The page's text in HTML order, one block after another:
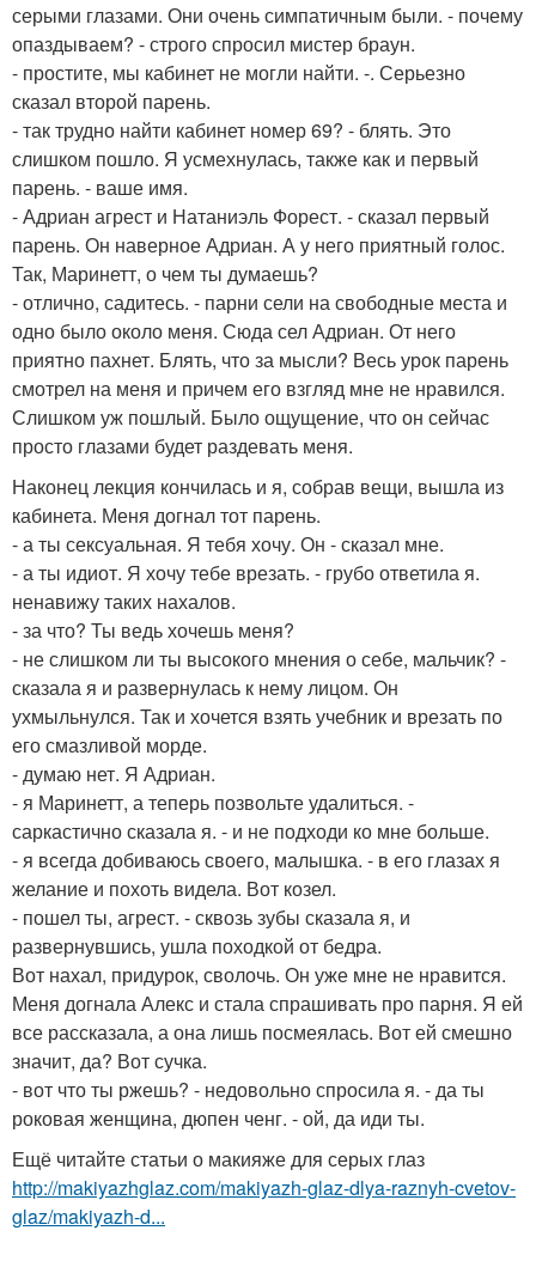
серыми глазами. Они очень симпатичным были. - почему
опаздываем? - строго спросил мистер браун.
- простите, мы кабинет не могли найти. -. Серьезно
сказал второй парень.
- так трудно найти кабинет номер 69? - блять. Это
слишком пошло. Я усмехнулась, также как и первый
парень. - ваше имя.
- Адриан агрест и Натаниэль Форест. - сказал первый
парень. Он наверное Адриан. А у него приятный голос.
Так, Маринетт, о чем ты думаешь?
- отлично, садитесь. - парни сели на свободные места и
одно было около меня. Сюда сел Адриан. От него
приятно пахнет. Блять, что за мысли? Весь урок парень
смотрел на меня и причем его взгляд мне не нравился.
Слишком уж пошлый. Было ощущение, что он сейчас
просто глазами будет раздевать меня.
Наконец лекция кончилась и я, собрав вещи, вышла из
кабинета. Меня догнал тот парень.
- а ты сексуальная. Я тебя хочу. Он - сказал мне.
- а ты идиот. Я хочу тебе врезать. - грубо ответила я.
ненавижу таких нахалов.
- за что? Ты ведь хочешь меня?
- не слишком ли ты высокого мнения о себе, мальчик? -
сказала я и развернулась к нему лицом. Он
ухмыльнулся. Так и хочется взять учебник и врезать по
его смазливой морде.
- думаю нет. Я Адриан.
- я Маринетт, а теперь позвольте удалиться. -
саркастично сказала я. - и не подходи ко мне больше.
- я всегда добиваюсь своего, малышка. - в его глазах я
желание и похоть видела. Вот козел.
- пошел ты, агрест. - сквозь зубы сказала я, и
развернувшись, ушла походкой от бедра.
Вот нахал, придурок, сволочь. Он уже мне не нравится.
Меня догнала Алекс и стала спрашивать про парня. Я ей
все рассказала, а она лишь посмеялась. Вот ей смешно
значит, да? Вот сучка.
- вот что ты ржешь? - недовольно спросила я. - да ты
роковая женщина, дюпен ченг. - ой, да иди ты.
Ещё читайте статьи о макияже для серых глаз
http://makiyazhglaz.com/makiyazh-glaz-dlya-raznyh-cvetov-
glaz/makiyazh-d...